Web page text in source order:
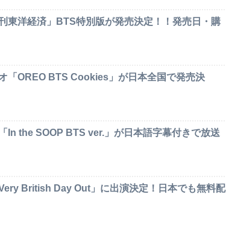
東洋経済」BTS特別版が発売決定！！発売日・購
「OREO BTS Cookies」が日本全国で発売決
In the SOOP BTS ver.」が日本語字幕付きで放送
British Day Out」に出演決定！日本でも無料配